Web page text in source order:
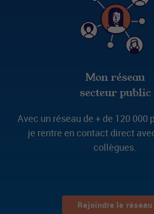
Mon réseau
secteur public
Avec un réseau de + de 120 000
je rentre en contact direct
collègues.
Rejoindre le réseau